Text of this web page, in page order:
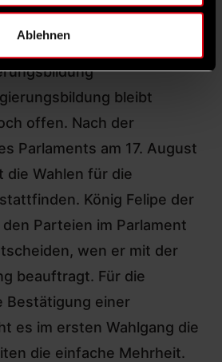
Ablehnen
eine insgesamt sehr
lenken können.
bleibt
offen. Nach der
Parlaments am 17. August
die Wahlen für die
König Felipe der
Parteien im Parlament
wen er mit der
beauftragt. Für die
Bestätigung einer
es im ersten Wahlgang die
die einfache Mehrheit.